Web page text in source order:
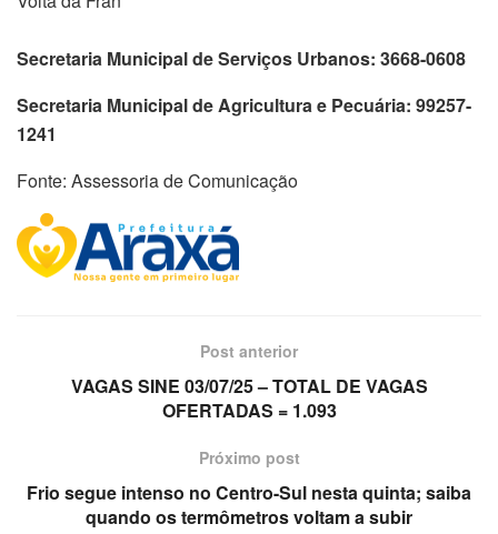
Secretaria Municipal de Serviços Urbanos: 3668-0608
Secretaria Municipal de Agricultura e Pecuária: 99257-
1241
Fonte: Assessoria de Comunicação
Post anterior
VAGAS SINE 03/07/25 – TOTAL DE VAGAS
OFERTADAS = 1.093
Próximo post
Frio segue intenso no Centro-Sul nesta quinta; saiba
quando os termômetros voltam a subir